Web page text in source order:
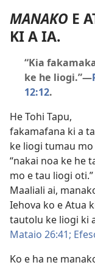
MANAKO E
KI A IA.
“Kia
ke he liogi.”​—
12:12.
He Tohi Tapu,
fakamafana ki a
ke liogi tumau mo
“nakai noa ke he
mo e tau liogi oti.”
Maaliali ai,
Iehova ko e Atua
tautolu ke liogi ki
Mataio 26:41;
Ko e ha ne